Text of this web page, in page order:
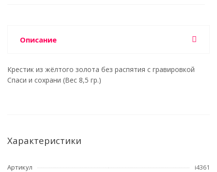
Описание
Крестик из жёлтого золота без распятия с гравировкой
Спаси и сохрани (Вес 8,5 гр.)
Характеристики
Артикул i4361